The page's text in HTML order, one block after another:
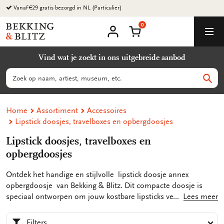
Ga
naar
content
Vanaf €29 gratis bezorgd in NL (Particulier)
Bekking
&
B.V.
account
Winkelmand
0
Vind wat je zoekt in ons uitgebreide aanbod
Zoeken
Home Assortiment
Accessoires
Lipstick doosjes, travelboxes en opbergdoosjes
Lipstick doosjes, travelboxes en
opbergdoosjes
Ontdek het handige en stijlvolle lipstick doosje annex
opbergdoosje van Bekking & Blitz. Dit compacte doosje is
speciaal ontworpen om jouw kostbare lipsticks veilig te
binnenkant van de deksel.
Lees meer